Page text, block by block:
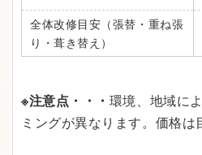
全体改修目安（張替・重ね張
り・葺き替え）
※注意点・・・ 環境、地域に
ミングが異なります。価格は